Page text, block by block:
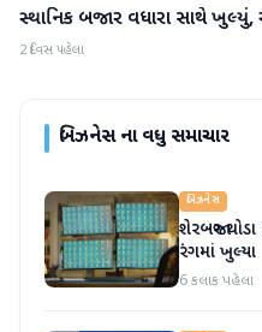
બિઝનેસ
સ્થાનિક બજાર વધારા સાથે
2 દિવસ પહેલા
બિઝનેસના વધુ સમાચાર
બિઝનેસ
શેરબજાર
રંગમાં ખુલ્યા
6 કલાક પહેલા